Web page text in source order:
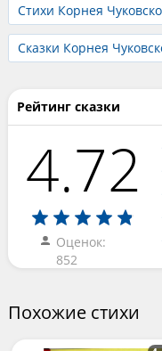
Стихи Корнея
Сказки Корнея
Рейтинг сказки
4.72
Оценок:
852
Похожие стихи